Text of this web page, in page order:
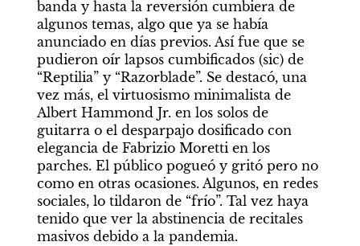
banda y hasta la reversión cumbiera de
algunos temas, algo que ya se había
anunciado en días previos. Así fue que se
pudieron oír lapsos cumbificados (sic) de
“Reptilia” y “Razorblade”. Se destacó, una
vez más, el virtuosismo minimalista de
Albert Hammond Jr. en los solos de
guitarra o el desparpajo dosificado con
elegancia de Fabrizio Moretti en los
parches. El público pogueó y gritó pero no
como en otras ocasiones. Algunos, en redes
sociales, lo tildaron de “frío”. Tal vez haya
tenido que ver la abstinencia de recitales
masivos debido a la pandemia.